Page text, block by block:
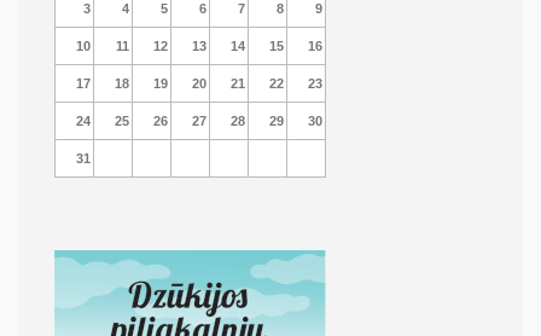
3 4 5 6 7 8 9
10 11 12 13 14 15 16
17 18 19 20 21 22 23
24 25 26 27 28 29 30
31